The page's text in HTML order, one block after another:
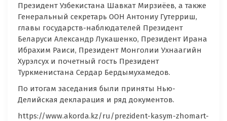
Президент Узбекистана Шавкат Мирзиёев, а также
Генеральный секретарь ООН Антониу Гутерриш,
главы государств-наблюдателей Президент
Беларуси Александр Лукашенко, Президент Ирана
Ибрахим Раиси, Президент Монголии Ухнаагийн
Хурэлсух и почетный гость Президент
Туркменистана Сердар Бердымухамедов.
По итогам заседания были приняты Нью-
Делийская декларация и ряд документов.
https://www.akorda.kz/ru/prezident-kasym-zhomart-